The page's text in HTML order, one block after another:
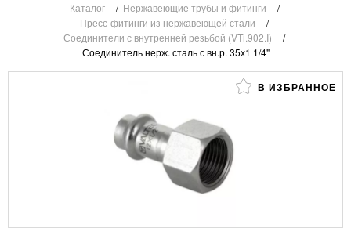
Каталог / Нержавеющие трубы и фитинги
/
Пресс-фитинги из нержавеющей стали
/
Соединители с внутренней резьбой (VTi.902.I)
/
Соединитель нерж. сталь с вн.р. 35х1 1/4"
В ИЗБРАННОЕ